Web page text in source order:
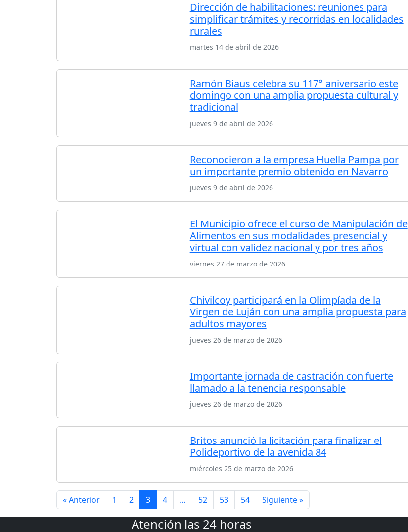
Dirección de habilitaciones: reuniones para
simplificar trámites y recorridas en localidades
rurales
martes 14 de abril de 2026
Ramón Biaus celebra su 117° aniversario este
domingo con una amplia propuesta cultural y
tradicional
jueves 9 de abril de 2026
Reconocieron a la empresa Huella Pampa por
un importante premio obtenido en Navarro
jueves 9 de abril de 2026
El Municipio ofrece el curso de Manipulación de
Alimentos en sus modalidades presencial y
virtual con validez nacional y por tres años
viernes 27 de marzo de 2026
Chivilcoy participará en la Olimpíada de la
Virgen de Luján con una amplia propuesta para
adultos mayores
jueves 26 de marzo de 2026
Importante jornada de castración con fuerte
llamado a la tenencia responsable
jueves 26 de marzo de 2026
Britos anunció la licitación para finalizar el
Polideportivo de la avenida 84
miércoles 25 de marzo de 2026
« Anterior 1 2 3 4 … 52 53 54 Siguiente »
Atención las 24 horas